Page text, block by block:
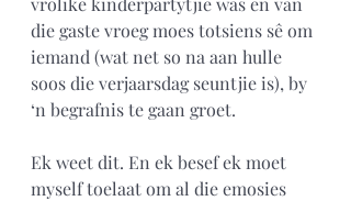
die gaste vroeg moes totsiens sê om
iemand (wat net so na aan hulle
soos die verjaarsdag seuntjie is), by
‘n begrafnis te gaan groet.
Ek weet dit. En ek besef ek moet
myself toelaat om al die emosies